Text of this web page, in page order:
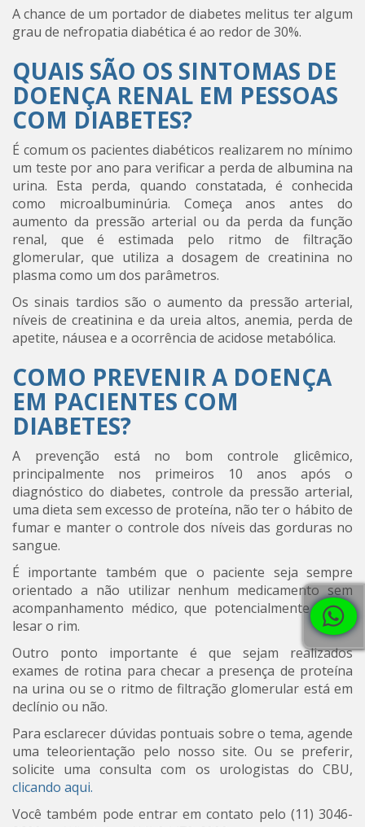
A chance de um portador de diabetes melitus ter algum
grau de nefropatia diabética é ao redor de 30%.
QUAIS SÃO OS SINTOMAS DE
DOENÇA RENAL EM PESSOAS
COM DIABETES?
É comum os pacientes diabéticos realizarem no mínimo
um teste por ano para verificar a perda de albumina na
urina. Esta perda, quando constatada, é conhecida
como microalbuminúria. Começa anos antes do
aumento da pressão arterial ou da perda da função
renal, que é estimada pelo ritmo de filtração
glomerular, que utiliza a dosagem de creatinina no
plasma como um dos parâmetros.
Os sinais tardios são o aumento da pressão arterial,
níveis de creatinina e da ureia altos, anemia, perda de
apetite, náusea e a ocorrência de acidose metabólica.
COMO PREVENIR A DOENÇA
EM PACIENTES COM
DIABETES?
A prevenção está no bom controle glicêmico,
principalmente nos primeiros 10 anos após o
diagnóstico do diabetes, controle da pressão arterial,
uma dieta sem excesso de proteína, não ter o hábito de
fumar e manter o controle dos níveis das gorduras no
sangue.
É importante também que o paciente seja sempre
orientado a não utilizar nenhum medicamento sem
acompanhamento médico, que potencialmente possa
lesar o rim.
Outro ponto importante é que sejam realizados
exames de rotina para checar a presença de proteína
na urina ou se o ritmo de filtração glomerular está em
declínio ou não.
Para esclarecer dúvidas pontuais sobre o tema, agende
uma teleorientação pelo nosso site. Ou se preferir,
solicite uma consulta com os urologistas do CBU,
clicando aqui.
Você também pode entrar em contato pelo (11) 3046-